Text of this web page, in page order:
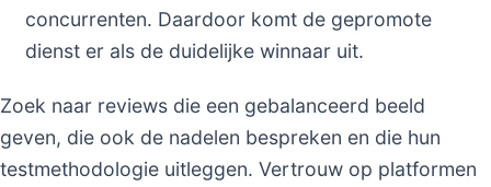
concurrenten. Daardoor komt de gepromote
dienst er als de duidelijke winnaar uit.
Zoek naar reviews die een gebalanceerd beeld
geven, die ook de nadelen bespreken en die hun
testmethodologie uitleggen. Vertrouw op platformen